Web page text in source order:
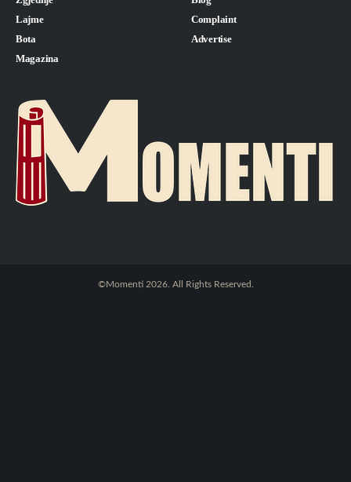
Lajme
Bota
Magazina
Complaint
Advertise
©Momenti 2026. All Rights Reserved.